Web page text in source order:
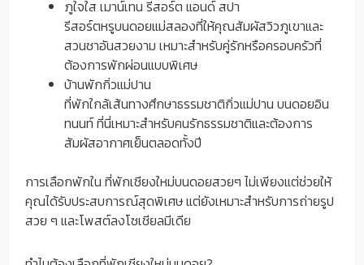
ภูใจใส เมาน์เทน รีสอร์ต แอนด์ สปา
รีสอร์ตหรูบนดอยแม่สลองที่ให้คุณสัมผัสวิวภูเขาและ
สวนชาอันสวยงาม เหมาะสำหรับคู่รักหรือครอบครัวที่
ต้องการพักผ่อนแบบพิเศษ
บ้านพักกิ่วแม่ปาน
ที่พักใกล้เส้นทางศึกษาธรรมชาติกิ่วแม่ปาน บนดอยอิน
ทนนท์ ที่นี่เหมาะสำหรับคนรักธรรมชาติและต้องการ
สัมผัสอากาศเย็นตลอดทั้งปี
การเลือกพักใน ที่พักเชียงใหม่บนดอยสวยๆ ไม่เพียงแต่ช่วยให้
คุณได้รับประสบการณ์สุดพิเศษ แต่ยังเหมาะสำหรับการถ่ายรูป
สวย ๆ และโพสต์ลงโซเชียลมีเดีย